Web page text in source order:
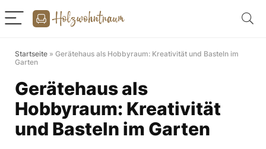
Startseite » Gerätehaus als Hobbyraum: Kreativität und Basteln im
Garten
Gerätehaus als
Hobbyraum: Kreativität
und Basteln im Garten